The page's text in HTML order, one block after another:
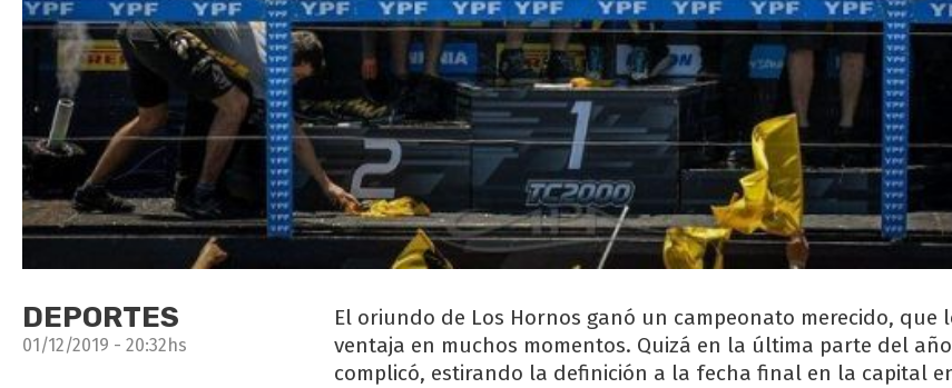
DEPORTES
01/12/2019 - 20:32hs
El oriundo de Los Hornos ganó un campeonato merecido, que
ventaja en muchos momentos. Quizá en la última parte del
complicó, estirando la definición a la fecha final en la capital